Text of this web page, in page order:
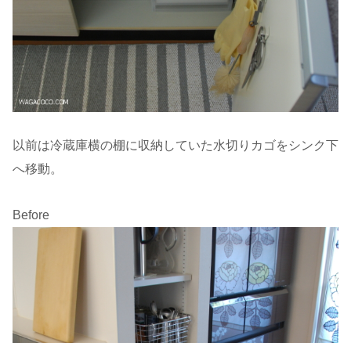
以前は冷蔵庫横の棚に収納していた水切りカゴをシンク下
へ移動。
Before